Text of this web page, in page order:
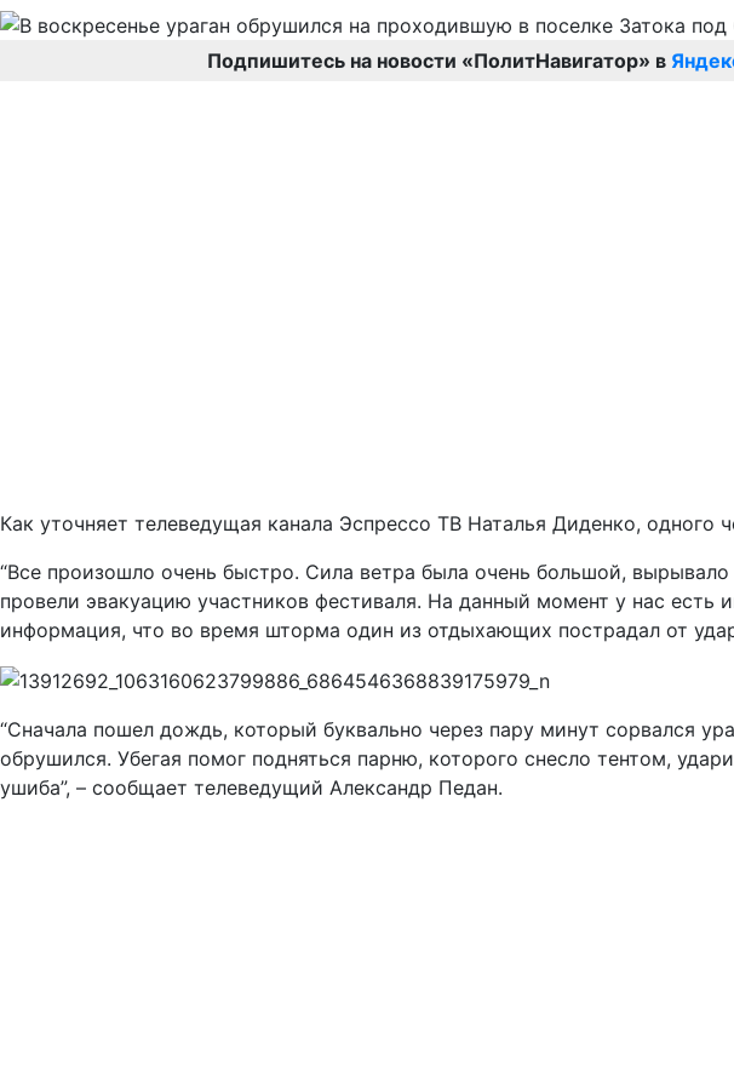
Подпишитесь на новости «ПолитНавигатор» в
Как уточняет телеведущая канала Эспрессо ТВ Наталья Диденко, одного
“Все произошло очень быстро. Сила ветра была очень большой,
провели эвакуацию участников фестиваля. На данный момент у нас
информация, что во время шторма один из отдыхающих пострадал от
“Сначала пошел дождь, который буквально через пару минут сорвался
обрушился. Убегая помог подняться парню, которого снесло тентом,
ушиба”, – сообщает телеведущий Александр Педан.